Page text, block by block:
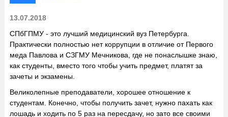
13.07.2018
СПбГПМУ - это лучший медицинский вуз Петербурга.
Практически полностью нет коррупции в отличие от Первого
меда Павлова и СЗГМУ Мечникова, где не понаслышке знаю,
как студенты, вместо того чтобы учить предмет, платят за
зачеты и экзамены.
Великолепные преподаватели, хорошее отношение к
студентам. Конечно, чтобы получить зачет, нужно пахать как
лошадь и ходить по 5 раз на пересдачу, но зато все своими